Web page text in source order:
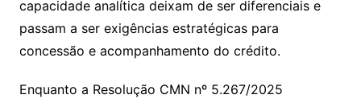
capacidade analítica deixam de ser diferenciais e
passam a ser exigências estratégicas para
concessão e acompanhamento do crédito.
Enquanto a Resolução CMN nº 5.267/2025